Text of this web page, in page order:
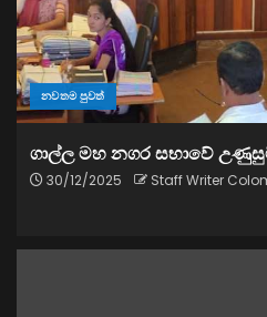
නවතම පුවත්
ගාල්ල මහ නගර සභාවේ
30/12/2025 Staff Writer